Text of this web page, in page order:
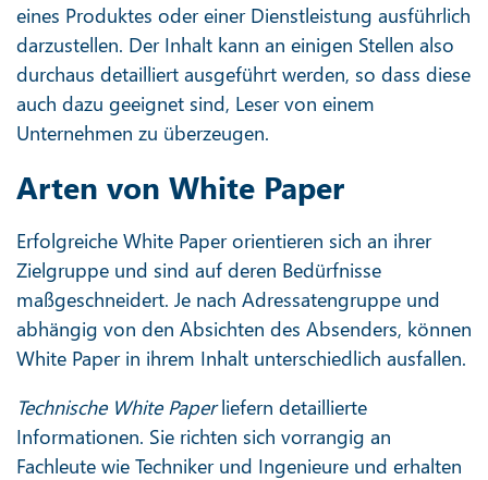
eines Produktes oder einer Dienstleistung ausführlich
darzustellen. Der Inhalt kann an einigen Stellen also
durchaus detailliert ausgeführt werden, so dass diese
auch dazu geeignet sind, Leser von einem
Unternehmen zu überzeugen.
Arten von White Paper
Erfolgreiche White Paper orientieren sich an ihrer
Zielgruppe und sind auf deren Bedürfnisse
maßgeschneidert. Je nach Adressatengruppe und
abhängig von den Absichten des Absenders, können
White Paper in ihrem Inhalt unterschiedlich ausfallen.
Technische White Paperliefern detaillierte
Informationen. Sie richten sich vorrangig an
Fachleute wie Techniker und Ingenieure und erhalten